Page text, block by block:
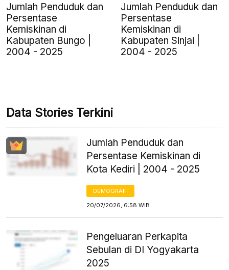
Jumlah Penduduk dan
Persentase
Kemiskinan di
Kabupaten Bungo |
2004 - 2025
Jumlah Penduduk dan
Persentase
Kemiskinan di
Kabupaten Sinjai |
2004 - 2025
Data Stories Terkini
Jumlah Penduduk dan
Persentase Kemiskinan di
Kota Kediri | 2004 - 2025
DEMOGRAFI
20/07/2026, 6:58 WIB
Pengeluaran Perkapita
Sebulan di DI Yogyakarta
2025